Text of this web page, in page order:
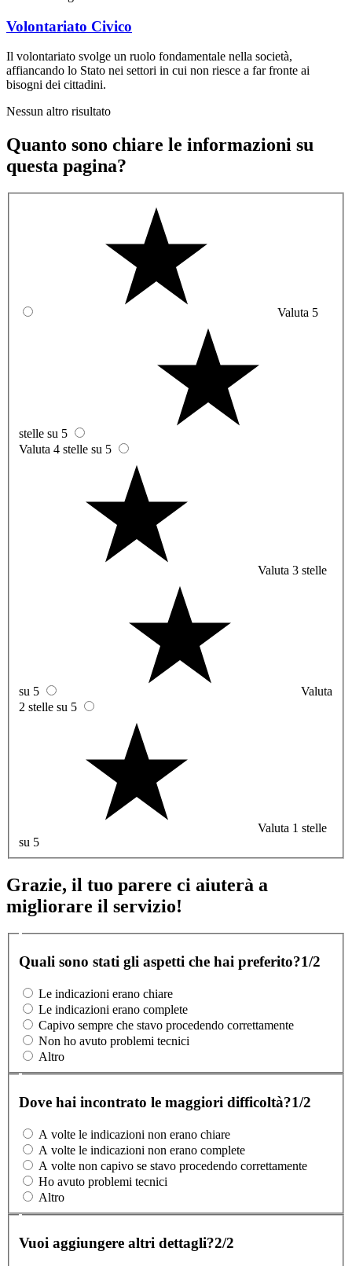
Volontariato Civico
Il volontariato svolge un ruolo fondamentale nella società,
affiancando lo Stato nei settori in cui non riesce a far fronte ai
bisogni dei cittadini.
Nessun altro risultato
Quanto sono chiare le informazioni su
questa pagina?
Valuta 5
stelle su 5
Valuta 4 stelle su 5
Valuta 3 stelle
su 5
Valuta
2 stelle su 5
Valuta 1 stelle
su 5
Grazie, il tuo parere ci aiuterà a
migliorare il servizio!
Quali sono stati gli aspetti che hai preferito?1/2
Le indicazioni erano chiare
Le indicazioni erano complete
Capivo sempre che stavo procedendo correttamente
Non ho avuto problemi tecnici
Altro
Dove hai incontrato le maggiori difficoltà?1/2
A volte le indicazioni non erano chiare
A volte le indicazioni non erano complete
A volte non capivo se stavo procedendo correttamente
Ho avuto problemi tecnici
Altro
Vuoi aggiungere altri dettagli?2/2